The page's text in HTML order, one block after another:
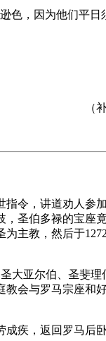
色，因为他们平日
（
令，讲道劝人参加
圣伯多禄的宝座
主教，然后于
大亚尔伯、圣斐理
会与罗马宗座和
疾，返回罗马后卧